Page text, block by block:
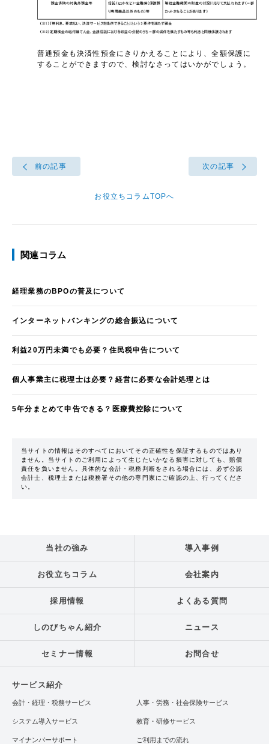
普通預金も決済性預金にきりかえることにより、全額保護に
することができますので、検討なさってはいかがでしょう。
前の記事
お役立ちコラムTOPへ
次の記事
関連コラム
経理業務のBPOの普及について
インターネットバンキングの総合振込について
利益20万円未満でも必要？住民税申告について
個人事業主に税理士は必要？経営に必要な会計処理とは
5年分まとめて申告できる？医療費控除について
当サイトの情報はそのすべてにおいてその正確性を保証するものではあり
ません。当サイトのご利用によって生じたいかなる損害に対しても、賠償
責任を負いません。具体的な会計・税務判断をされる場合には、必ず公認
会計士、税理士または税務署その他の専門家にご確認の上、行ってくださ
い。
当社の強み 導入事例
お役立ちコラム 会社案内
採用情報 よくある質問
しのびちゃん紹介 ニュース
セミナー情報 お問合せ
サービス紹介
会計・経理・税務サービス 人事・労務・社会保険サービス
システム導入サービス 教育・研修サービス
マイナンバーサポート ご利用までの流れ